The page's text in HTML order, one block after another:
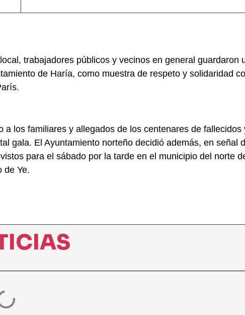
trabajadores públicos y vecinos en general guardaron
de Haría, como muestra de respeto y solidaridad
los familiares y allegados de los centenares de fallecidos
gala. El Ayuntamiento norteño decidió además, en señal
para el sábado por la tarde en el municipio del norte
de Ye.